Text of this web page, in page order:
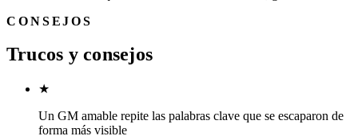
CONSEJOS
Trucos y consejos
★
Un GM amable repite las palabras clave que se escaparon de
forma más visible